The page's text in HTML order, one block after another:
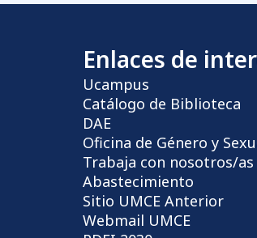
Enlaces de
Ucampus
Catálogo de Biblioteca
DAE
Oficina de Género y
Trabaja con nosotros/as
Abastecimiento
Sitio UMCE Anterior
Webmail UMCE